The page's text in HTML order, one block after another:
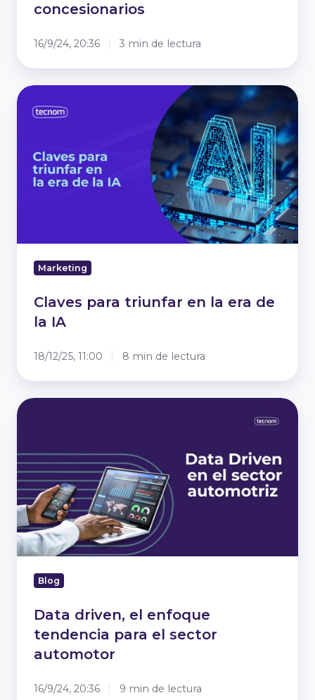
concesionarios
16/9/24, 20:36 3 min de lectura
Claves
para
era
Marketing
Claves para triunfar en la era de
la IA
18/12/25, 11:00 8 min de lectura
Data
enfoque
tendencia
para
el
sector
automotor
Blog
Data driven, el enfoque
tendencia para el sector
automotor
16/9/24, 20:36 9 min de lectura